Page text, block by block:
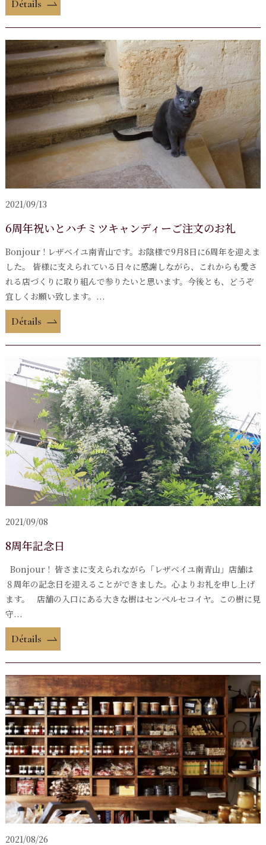
Détails
2021/09/13
6周年祝いとハチミツキャンディーご注文のお礼
Bonjour ! レザベイユ南青山です。お陰様で9月8日に6周年を迎えま
した。 皆様に支えられている日々に感謝しながら、これからも愛さ
れる店づくりに取り組んで参りたいと思います。今後とも、どうぞ
宜しくお願い致します。...
Détails
2021/09/08
8周年記念日
Bonjour ! 皆さまに支えられながら「レザベイユ南青山」店舗は
８周年の記念日を迎えることができました。心よりお礼を申し上げ
ます。 店舗の入口にある大きな樹はセンペルセコイヤ。この樹に見
守...
Détails
2021/08/26